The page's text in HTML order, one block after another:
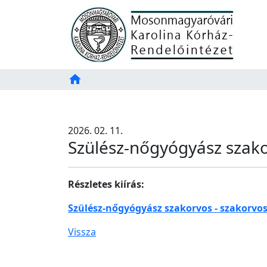
Főoldal
home
TAB
2026. 02. 11.
Szülész-nőgyógyász
Részletes kiírás:
Szülész-nőgyógyász szakorvos -
Vissza